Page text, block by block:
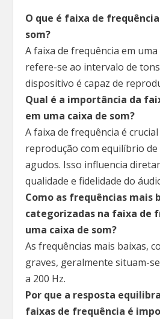
O que é faixa de
som?
A faixa de frequência em uma
refere-se ao intervalo de
dispositivo é capaz de
Qual é a importância da
em uma caixa de som?
A faixa de frequência é
reprodução com equilíbrio de
agudos. Isso influencia
qualidade e fidelidade do
Como as frequências mais
categorizadas na faixa de
uma caixa de som?
As frequências mais baixas,
graves, geralmente situam-
a 200 Hz.
Por que a resposta
faixas de frequência é